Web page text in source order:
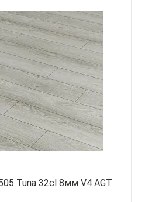
Tuna 32cl 8мм V4 AGT